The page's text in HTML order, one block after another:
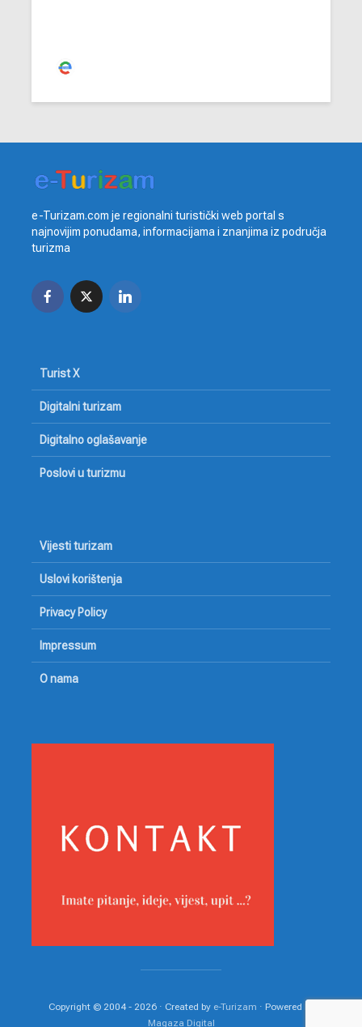
e-Turizam.com je regionalni turistički web portal s
najnovijim ponudama, informacijama i znanjima iz područja
turizma
Turist X
Digitalni turizam
Digitalno oglašavanje
Poslovi u turizmu
Vijesti turizam
Uslovi korištenja
Privacy Policy
Impressum
O nama
Copyright © 2004 - 2026 · Created by e-Turizam · Powered by
Magaza Digital